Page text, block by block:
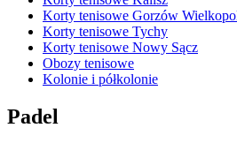
Korty tenisowe Gorzów
Korty tenisowe Tychy
Korty tenisowe Nowy Sącz
Obozy tenisowe
Kolonie i półkolonie
Padel